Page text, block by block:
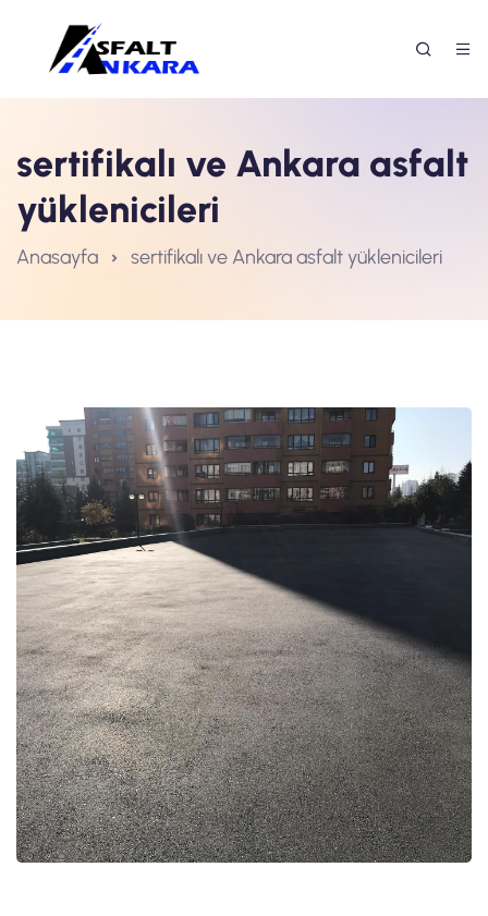
sertifikalı ve Ankara asfalt
yüklenicileri
Anasayfa sertifikalı ve Ankara asfalt yüklenicileri